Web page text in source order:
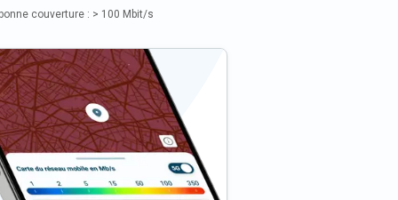
couverture : > 100 Mbit/s